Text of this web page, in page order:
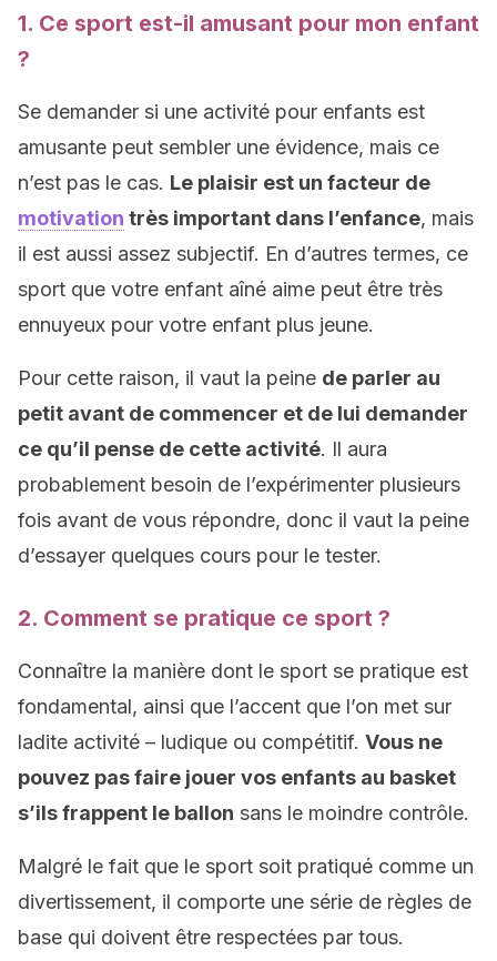
1. Ce sport est-il amusant pour mon enfant
?
Se demander si une activité pour enfants est
amusante peut sembler une évidence, mais ce
n’est pas le cas. Le plaisir est un facteur de
motivation très important dans l’enfance, mais
il est aussi assez subjectif. En d’autres termes, ce
sport que votre enfant aîné aime peut être très
ennuyeux pour votre enfant plus jeune.
Pour cette raison, il vaut la peine de parler au
petit avant de commencer et de lui demander
ce qu’il pense de cette activité. Il aura
probablement besoin de l’expérimenter plusieurs
fois avant de vous répondre, donc il vaut la peine
d’essayer quelques cours pour le tester.
2. Comment se pratique ce sport ?
Connaître la manière dont le sport se pratique est
fondamental, ainsi que l’accent que l’on met sur
ladite activité – ludique ou compétitif. Vous ne
pouvez pas faire jouer vos enfants au basket
s’ils frappent le ballon sans le moindre contrôle.
Malgré le fait que le sport soit pratiqué comme un
divertissement, il comporte une série de règles de
base qui doivent être respectées par tous.